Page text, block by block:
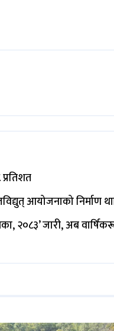
आयोजनाको निर्माण
२०८३’ जारी, अब